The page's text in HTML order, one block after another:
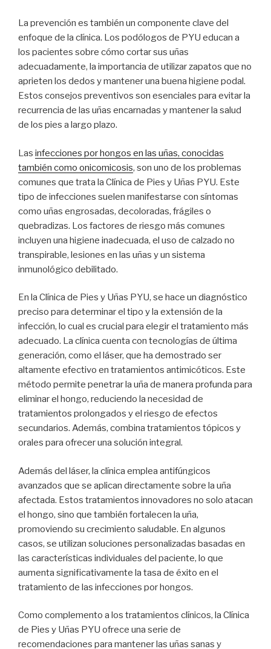
La prevención es también un componente clave del
enfoque de la clínica. Los podólogos de PYU educan a
los pacientes sobre cómo cortar sus uñas
adecuadamente, la importancia de utilizar zapatos que no
aprieten los dedos y mantener una buena higiene podal.
Estos consejos preventivos son esenciales para evitar la
recurrencia de las uñas encarnadas y mantener la salud
de los pies a largo plazo.
Las infecciones por hongos en las uñas, conocidas
también como onicomicosis, son uno de los problemas
comunes que trata la Clínica de Pies y Uñas PYU. Este
tipo de infecciones suelen manifestarse con síntomas
como uñas engrosadas, decoloradas, frágiles o
quebradizas. Los factores de riesgo más comunes
incluyen una higiene inadecuada, el uso de calzado no
transpirable, lesiones en las uñas y un sistema
inmunológico debilitado.
En la Clínica de Pies y Uñas PYU, se hace un diagnóstico
preciso para determinar el tipo y la extensión de la
infección, lo cual es crucial para elegir el tratamiento más
adecuado. La clínica cuenta con tecnologías de última
generación, como el láser, que ha demostrado ser
altamente efectivo en tratamientos antimicóticos. Este
método permite penetrar la uña de manera profunda para
eliminar el hongo, reduciendo la necesidad de
tratamientos prolongados y el riesgo de efectos
secundarios. Además, combina tratamientos tópicos y
orales para ofrecer una solución integral.
Además del láser, la clínica emplea antifúngicos
avanzados que se aplican directamente sobre la uña
afectada. Estos tratamientos innovadores no solo atacan
el hongo, sino que también fortalecen la uña,
promoviendo su crecimiento saludable. En algunos
casos, se utilizan soluciones personalizadas basadas en
las características individuales del paciente, lo que
aumenta significativamente la tasa de éxito en el
tratamiento de las infecciones por hongos.
Como complemento a los tratamientos clínicos, la Clínica
de Pies y Uñas PYU ofrece una serie de
recomendaciones para mantener las uñas sanas y